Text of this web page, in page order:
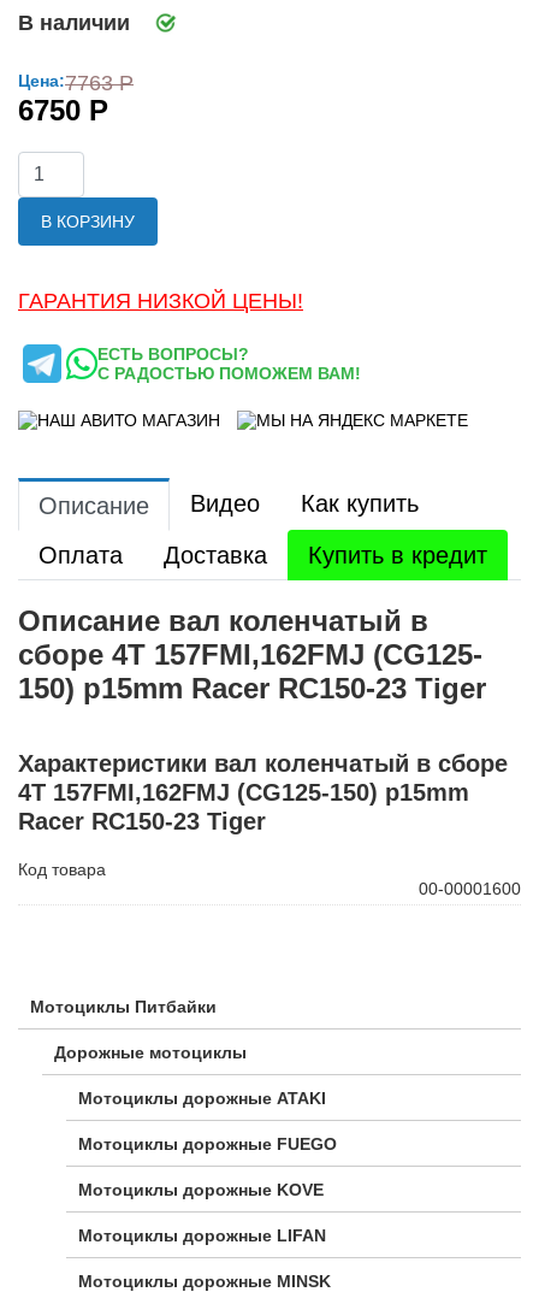
Мотоциклы Питбайки
Дорожные мотоциклы
Мотоциклы дорожные ATAKI
Мотоциклы дорожные FUEGO
Мотоциклы дорожные KOVE
Мотоциклы дорожные LIFAN
Мотоциклы дорожные MINSK
В наличии
Цена:7763 Р
6750 Р
В КОРЗИНУ
ГАРАНТИЯ НИЗКОЙ ЦЕНЫ!
ЕСТЬ ВОПРОСЫ?
С РАДОСТЬЮ ПОМОЖЕМ ВАМ!
Описание Видео
Как купить
Оплата
Доставка Купить в кредит
Описание вал коленчатый в
сборе 4Т 157FMI,162FMJ (CG125-
150) p15mm Racer RC150-23 Tiger
Характеристики вал коленчатый в сборе
4Т 157FMI,162FMJ (CG125-150) p15mm
Racer RC150-23 Tiger
Код товара
00-00001600